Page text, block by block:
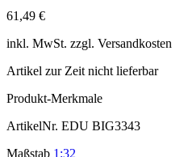
61,49 €
inkl. MwSt. zzgl. Versandkosten
Artikel zur Zeit nicht lieferbar
Produkt-Merkmale
ArtikelNr. EDU BIG3343
Maßstab 1:32